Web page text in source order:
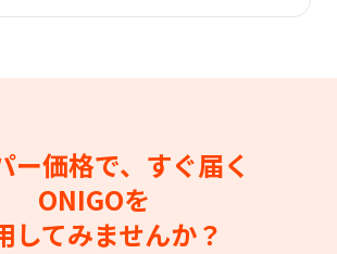
ー価格で、すぐ届く
ONIGOを
してみませんか？